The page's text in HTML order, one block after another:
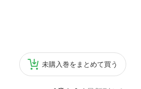
未購入巻をまとめて買う